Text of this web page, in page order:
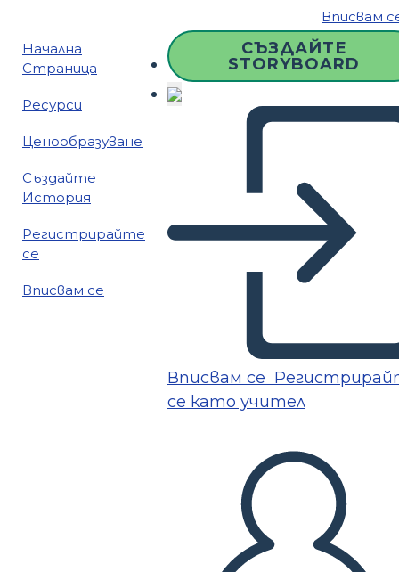
Вписвам
Начална
Страница
Ресурси
Ценообразуване
Създайте
История
Регистрирайте
се
Вписвам се
СЪЗДАЙТЕ
STORYBOARD
Вписвам се
се като учител